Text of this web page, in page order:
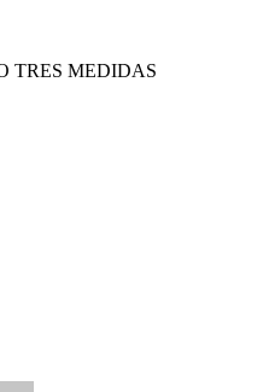
TRES MEDIDAS